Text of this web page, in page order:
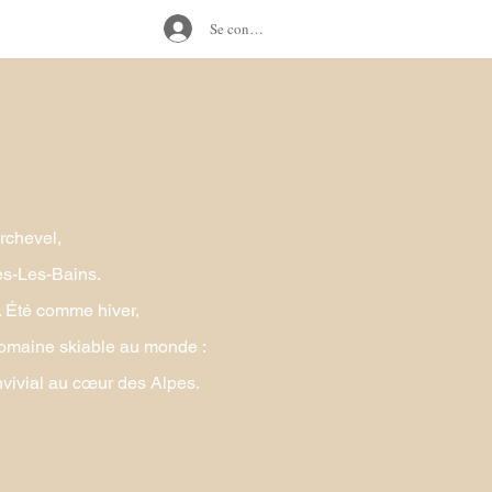
Se connecter
Les-Bains.
comme hiver,
skiable au monde :
au cœur des Alpes.